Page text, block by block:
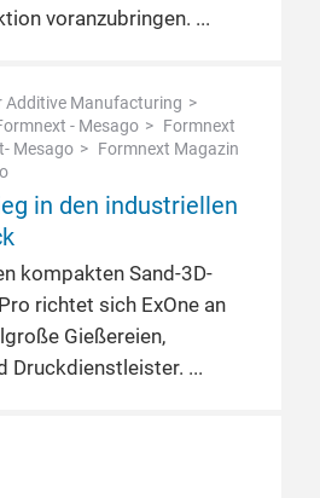
voranzubringen.
Additive Manufacturing
- Mesago
Formnext
Mesago
Formnext Magazin
in den industriellen
kompakten Sand-3D-
richtet sich ExOne an
Gießereien,
Druckdienstleister.